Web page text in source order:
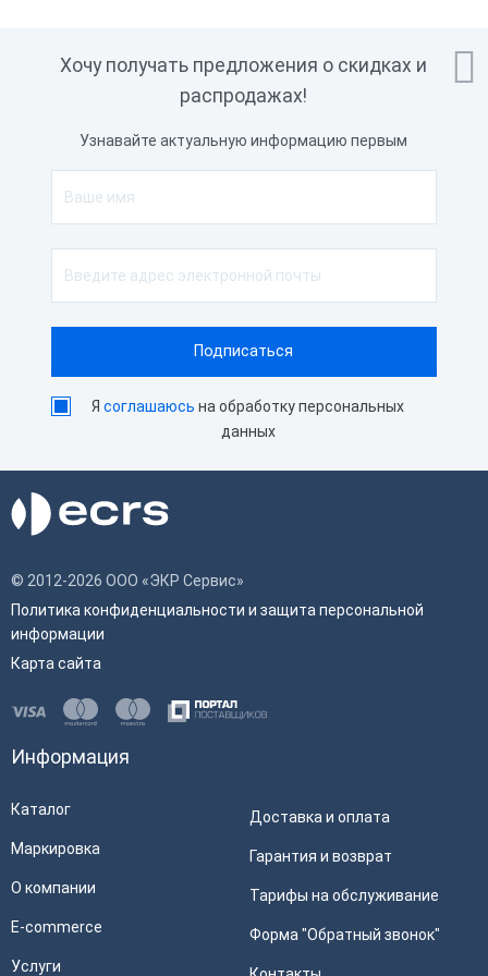

Хочу получать предложения о скидках и
распродажах!
Узнавайте актуальную информацию первым
Ясоглашаюсь на обработку персональных
данных
© 2012-2026 ООО «ЭКР Сервис»
Политика конфиденциальности и защита персональной
информации
Карта сайта
Информация
Каталог
Маркировка
О компании
E-commerce
Услуги
Доставка и оплата
Гарантия и возврат
Тарифы на обслуживание
Форма "Обратный звонок"